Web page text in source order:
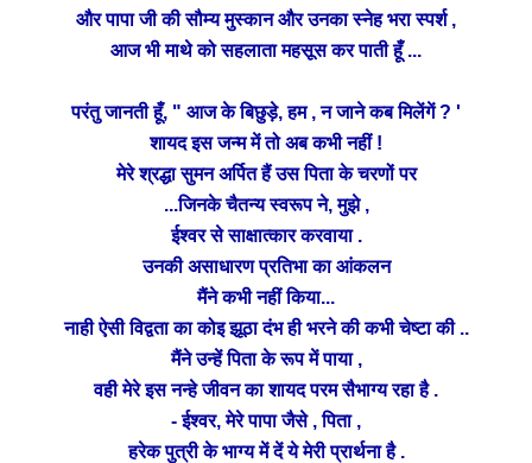
और पापा जी की सौम्य मुस्कान और उनका स्नेह भरा स्पर्श ,
आज भी माथे को सहलाता महसूस कर पाती हूँ ...
परंतु जानती हूँ, " आज के बिछुड़े, हम , न जाने कब मिलेंगें ? '
शायद इस जन्म में तो अब कभी नहीं !
मेरेश्रद्धासुमन अर्पित हैं उस पिता के चरणों पर
...जिनके चैतन्य स्वरूप ने, मुझे ,
ईश्वर से साक्षात्कार करवाया .
उनकी असाधारण प्रतिभा का आंकलन
मैंनेकभी नहीं किया...
नाही ऐसीविद्वताका कोइ झूठा दंभ ही भरने की कभी चेष्टा की ..
मैंने उन्हें पिता के रूप में पाया ,
वही मेरे इस नन्हे जीवन का शायद परम सैभाग्यरहा है .
- ईश्वर, मेरे पापा जैसे , पिता ,
हरेकपुत्री के भाग्य में दें ये मेरी प्रार्थना है .